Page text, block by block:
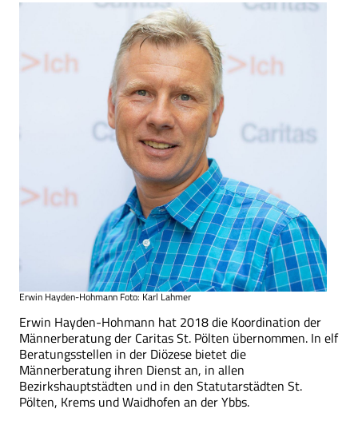
Erwin Hayden-Hohmann Foto: Karl Lahmer
Erwin Hayden-Hohmann hat 2018 die Koordination der
Männerberatung der Caritas St. Pölten übernommen. In elf
Beratungsstellen in der Diözese bietet die
Männerberatung ihren Dienst an, in allen
Bezirkshauptstädten und in den Statutarstädten St.
Pölten, Krems und Waidhofen an der Ybbs.